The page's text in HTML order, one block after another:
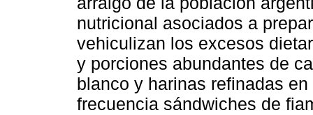
nutricional asociados a
vehiculizan los excesos
y porciones abundantes de
blanco y harinas refinadas
frecuencia sándwiches de